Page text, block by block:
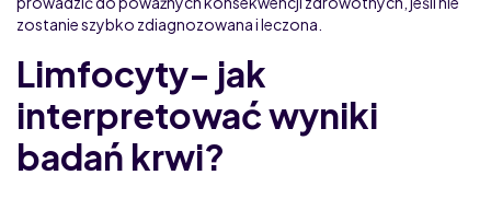
zostanie szybko zdiagnozowana i leczona.
Limfocyty- jak
interpretować wyniki
badań krwi?